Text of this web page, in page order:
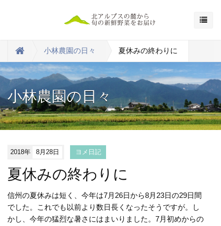
小林農園の日々 夏休みの終わりに
小林農園の日々
2018年 8月28日 ヨメ日記
夏休みの終わりに
信州の夏休みは短く、今年は7月26日から8月23日の29日間
でした。これでも以前より数日長くなったそうですが。し
かし、今年の猛烈な暑さにはまいりました。7月初めからの